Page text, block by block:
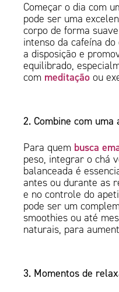
Começar o dia com
pode ser uma
corpo de forma
intenso da cafeína
a disposição e
equilibrado,
com meditação ou
2. Combine com
Para quem busca
peso, integrar o chá
balanceada é
antes ou durante as
e no controle do
pode ser um
smoothies ou até
naturais, para
3. Momentos de